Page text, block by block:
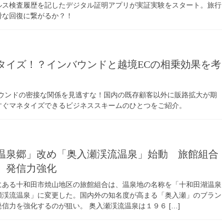
検査履歴を記したデジタル証明アプリが実証実験をスタート。旅行
回復に繋がるか？！
イズ！？インバウンドと越境ECの相乗効果を考
ンドの密接な関係を見逃すな！国内の既存顧客以外に販路拡大が期
マネタイズできるビジネススキームのひとつをご紹介。
泉郷」改め「奥入瀬渓流温泉」始動 旅館組合
発信力強化
る十和田市焼山地区の旅館組合は、温泉地の名称を「十和田湖温泉
流温泉」に変更した。国内外の知名度が高まる「奥入瀬」のブラン
信力を強化するのが狙い。 奥入瀬渓流温泉は１９６ […]